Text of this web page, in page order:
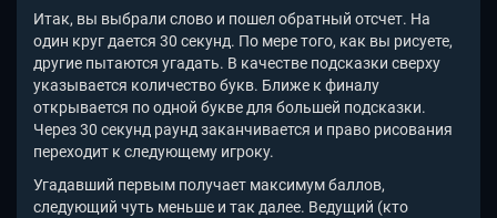
Итак, вы выбрали слово и пошел обратный отсчет. На
один круг дается 30 секунд. По мере того, как вы рисуете,
другие пытаются угадать. В качестве подсказки сверху
указывается количество букв. Ближе к финалу
открывается по одной букве для большей подсказки.
Через 30 секунд раунд заканчивается и право рисования
переходит к следующему игроку.
Угадавший первым получает максимум баллов,
следующий чуть меньше и так далее. Ведущий (кто